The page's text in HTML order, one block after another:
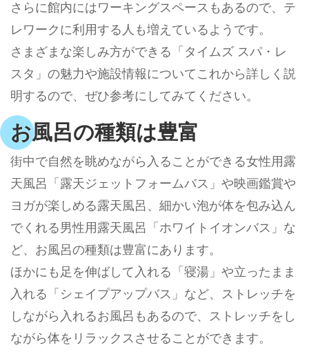
さらに館内にはワーキングスペースもあるので、テ
レワークに利用する人も増えているようです。
さまざまな楽しみ方ができる「タイムズ スパ・レ
スタ」の魅力や施設情報についてこれから詳しく説
明するので、ぜひ参考にしてみてください。
お風呂の種類は豊富
街中で自然を眺めながら入ることができる女性用露
天風呂「露天ジェットフォームバス」や映画鑑賞や
ヨガが楽しめる露天風呂、細かい泡が体を包み込ん
でくれる男性用露天風呂「ホワイトイオンバス」な
ど、お風呂の種類は豊富にあります。
ほかにも足を伸ばして入れる「寝湯」や立ったまま
入れる「シェイプアップバス」など、ストレッチを
しながら入れるお風呂もあるので、ストレッチをし
ながら体をリラックスさせることができます。